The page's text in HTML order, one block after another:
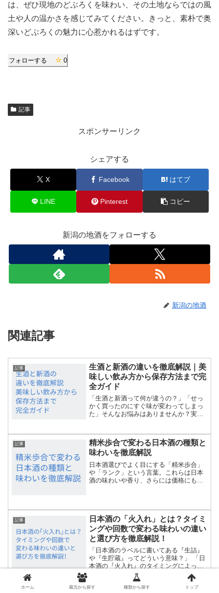
は、ぜひ現地のどぶろくを味わい、その土地ならではの風
土や人の温かさを感じてみてください。きっと、素朴で奥
深いどぶろくの魅力に心惹かれるはずです。
フォローする 0
記事
スポンサーリンク
シェアする
X Facebook はてブ
LINE Pinterest コピー
新潟の地酒をフォローする
新潟の地酒
関連記事
記事
生酒と新酒の違いを徹底解説｜美
味しい飲み方から保存方法まで完
全ガイド
「生酒と新酒って何が違うの？」「せっ
かく買ったのにすぐ味が変わってしまっ
た」そんなお悩みはありませんか？実は
生酒と新酒の特徴から選び方、保存のコ
ツまで、プロが教える美味...
記事
精米歩合で変わる日本酒の種類と
味わいを徹底解説
日本酒選びでよく目にする「精米歩合」
や「ランク」という言葉。これらは日本
酒の味わいや香り、さらには価格にも大
の？」と疑問に思う方も多いの...
記事
日本酒の「火入れ」とは？タイミ
ングや回数で変わる味わいの違い
と選び方を徹底解説！
「日本酒のラベルに書いてある『生詰』
や『生貯蔵』ってどういう意味？」 「日
本酒の『火入れ』のタイミングによっ
て、味にどんな違いが出るの？」日本酒
を選んでいるとき、お店のポップやラベ
ルに書かれた「火入れ」という言葉を見
ホーム 蔵元から探す 種類から探す トップ